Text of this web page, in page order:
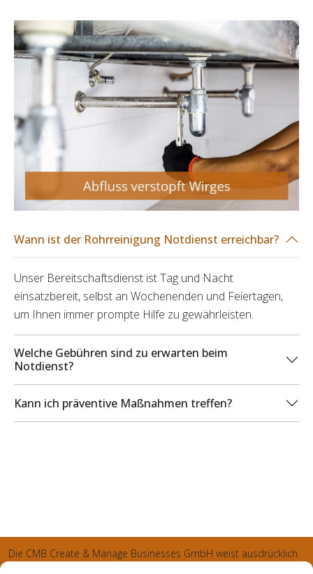
Wann ist der Rohrreinigung Notdienst erreichbar?
Unser Bereitschaftsdienst ist Tag und Nacht
einsatzbereit, selbst an Wochenenden und Feiertagen,
um Ihnen immer prompte Hilfe zu gewährleisten.
Welche Gebühren sind zu erwarten beim
Notdienst?
Kann ich präventive Maßnahmen treffen?
Die CMB Create & Manage Businesses GmbH weist ausdrücklich